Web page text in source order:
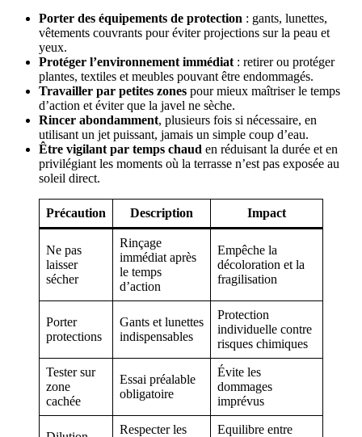
Porter des équipements de protection : gants, lunettes,
vêtements couvrants pour éviter projections sur la peau et
yeux.
Protéger l’environnement immédiat : retirer ou protéger
plantes, textiles et meubles pouvant être endommagés.
Travailler par petites zones pour mieux maîtriser le temps
d’action et éviter que la javel ne sèche.
Rincer abondamment, plusieurs fois si nécessaire, en
utilisant un jet puissant, jamais un simple coup d’eau.
Être vigilant par temps chaud en réduisant la durée et en
privilégiant les moments où la terrasse n’est pas exposée au
soleil direct.
Précaution Description Impact
Ne pas
laisser
sécher
Rinçage
immédiat après
le temps
d’action
Empêche la
décoloration et la
fragilisation
Porter
protections
Gants et lunettes
indispensables
Protection
individuelle contre
risques chimiques
Tester sur
zone
cachée
Essai préalable
obligatoire
Évite les
dommages
imprévus
Respecter les
Equilibre entre